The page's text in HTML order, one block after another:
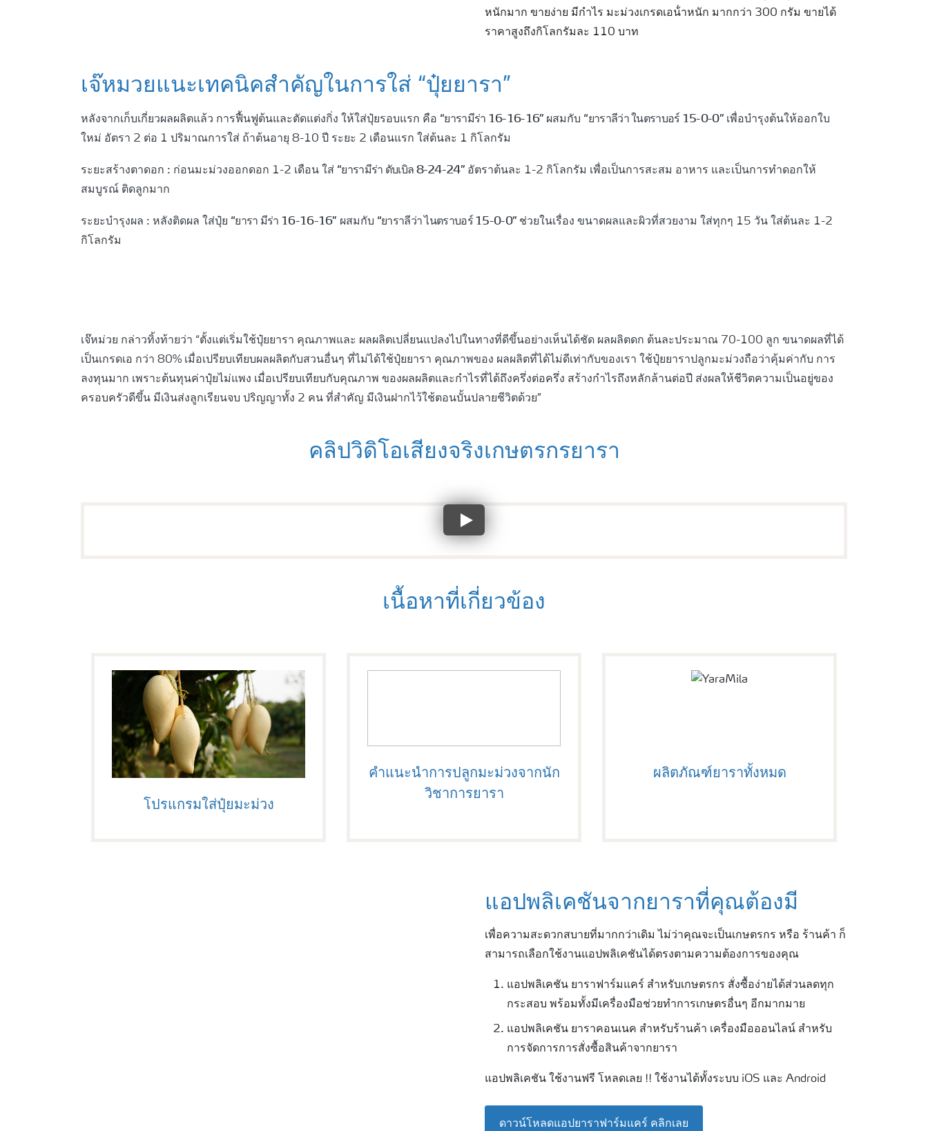
หนักมาก ขายง่าย มีกําไร มะม่วงเกรดเอน้ําหนัก มากกว่า 300 กรัม ขายได้
ราคาสูงถึงกิโลกรัมละ 110 บาท
เจ๊หมวยแนะเทคนิคสําคัญในการใส่ “ปุ๋ยยารา”
หลังจากเก็บเกี่ยวผลผลิตแล้ว การฟื้นฟูต้นและตัดแต่งกิ่ง ให้ใส่ปุ๋ยรอบแรก คือ “ยารามีร่า 16-16-16” ผสมกับ “ยาราลีว่า ในตราบอร์ 15-0-0”เพื่อบํารุงต้นให้ออกใบ
ใหม่ อัตรา 2 ต่อ 1 ปริมาณการใส่ ถ้าต้นอายุ 8-10 ปี ระยะ 2 เดือนแรก ใส่ต้นละ 1 กิโลกรัม
ระยะสร้างตาดอก : ก่อนมะม่วงออกดอก 1-2 เดือน ใส่ “ยารามีร่า ดับเบิล 8-24-24”อัตราต้นละ 1-2 กิโลกรัม เพื่อเป็นการสะสม อาหาร และเป็นการทําดอกให้
สมบูรณ์ ติดลูกมาก
ระยะบํารุงผล : หลังติดผล ใส่ปุ๋ย “ยารา มีร่า 16-16-16” ผสมกับ “ยาราลีว่า ไนตราบอร์ 15-0-0” ช่วยในเรื่อง ขนาดผลและผิวที่สวยงาม ใส่ทุกๆ 15 วัน ใส่ต้นละ 1-2
กิโลกรัม
เจ๊หม่วย กล่าวทิ้งท้ายว่า “ตั้งแต่เริ่มใช้ปุ๋ยยารา คุณภาพและ ผลผลิตเปลี่ยนแปลงไปในทางที่ดีขึ้นอย่างเห็นได้ชัด ผลผลิตดก ต้นละประมาณ 70-100 ลูก ขนาดผลที่ได้
เป็นเกรดเอ กว่า 80% เมื่อเปรียบเทียบผลผลิตกับสวนอื่นๆ ที่ไม่ได้ใช้ปุ๋ยยารา คุณภาพของ ผลผลิตที่ได้ไม่ดีเท่ากับของเรา ใช้ปุ๋ยยาราปลูกมะม่วงถือว่าคุ้มค่ากับ การ
ลงทุนมาก เพราะต้นทุนค่าปุ๋ยไม่แพง เมื่อเปรียบเทียบกับคุณภาพ ของผลผลิตและกําไรที่ได้ถึงครึ่งต่อครึ่ง สร้างกําไรถึงหลักล้านต่อปี ส่งผลให้ชีวิตความเป็นอยู่ของ
ครอบครัวดีขึ้น มีเงินส่งลูกเรียนจบ ปริญญาทั้ง 2 คน ที่สําคัญ มีเงินฝากไว้ใช้ตอนบั้นปลายชีวิตด้วย”
คลิปวิดิโอเสียงจริงเกษตรกรยารา
เนื้อหาที่เกี่ยวข้อง
โปรแกรมใส่ปุ๋ยมะม่วง
คำแนะนำการปลูกมะม่วงจากนัก
วิชาการยารา
ผลิตภัณฑ์ยาราทั้งหมด
แอปพลิเคชันจากยาราที่คุณต้องมี
เพื่อความสะดวกสบายที่มากกว่าเดิม ไม่ว่าคุณจะเป็นเกษตรกร หรือ ร้านค้า ก็
สามารถเลือกใช้งานแอปพลิเคชันได้ตรงตามความต้องการของคุณ
แอปพลิเคชัน ยาราฟาร์มแคร์ สำหรับเกษตรกร สั่งซื้อง่ายได้ส่วนลดทุก
กระสอบ พร้อมทั้งมีเครื่องมือช่วยทำการเกษตรอื่นๆ อีกมากมาย
แอปพลิเคชัน ยาราคอนเนค สำหรับร้านค้า เครื่องมือออนไลน์ สำหรับ
การจัดการการสั่งซื้อสินค้าจากยารา
แอปพลิเคชัน ใช้งานฟรี โหลดเลย !! ใช้งานได้ทั้งระบบ iOS และ Android
ดาวน์โหลดแอปยาราฟาร์มแคร์ คลิกเลย